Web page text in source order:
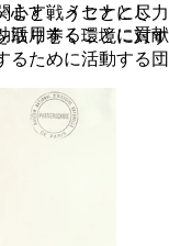
心と戦うことに尽力
取り巻く環境に対す
るために活動する団
ます。メセナとし
活用することに貢献